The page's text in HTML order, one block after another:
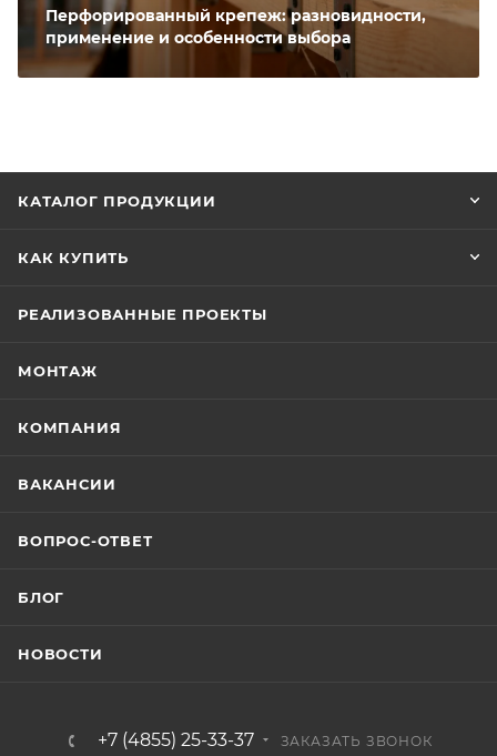
Перфорированный крепеж: разновидности,
применение и особенности выбора
КАТАЛОГ ПРОДУКЦИИ
КАК КУПИТЬ
РЕАЛИЗОВАННЫЕ ПРОЕКТЫ
МОНТАЖ
КОМПАНИЯ
ВАКАНСИИ
ВОПРОС-ОТВЕТ
БЛОГ
НОВОСТИ
+7 (4855) 25-33-37 ЗАКАЗАТЬ ЗВОНОК